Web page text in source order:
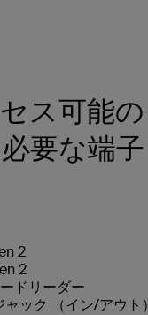
ス可能の
要な端子
2
2
ドリーダー
ック （イン/アウト）